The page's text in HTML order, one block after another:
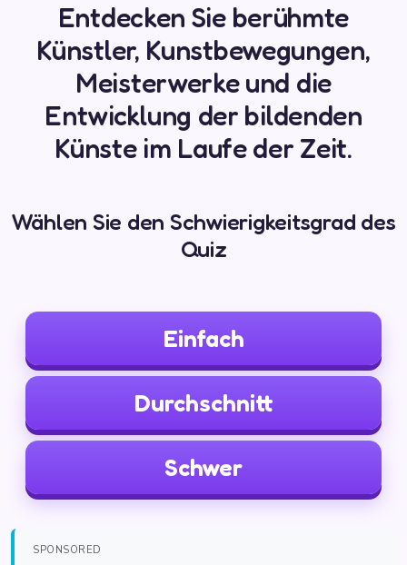
Entdecken Sie berühmte
Künstler, Kunstbewegungen,
Meisterwerke und die
Entwicklung der bildenden
Künste im Laufe der Zeit.
Wählen Sie den Schwierigkeitsgrad des
Quiz
Einfach
Durchschnitt
Schwer
SPONSORED